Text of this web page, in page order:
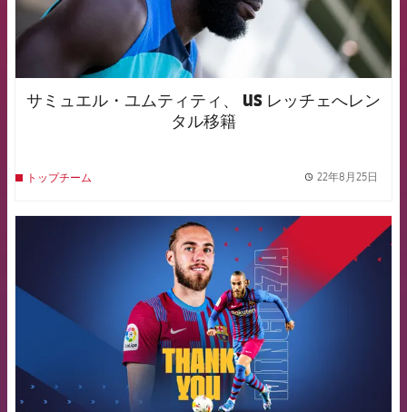
サミュエル・ユムティティ、 US レッチェへレン
タル移籍
トップチーム 22年8月25日
FCB Barcelona badge